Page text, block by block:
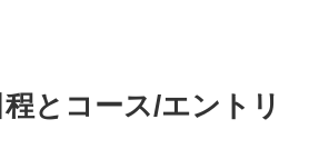
とコース/エントリ